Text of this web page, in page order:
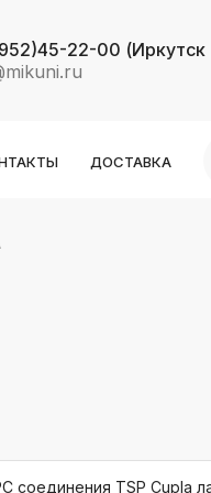
22-00
ДОСТАВКА
соединения TSP Cupla